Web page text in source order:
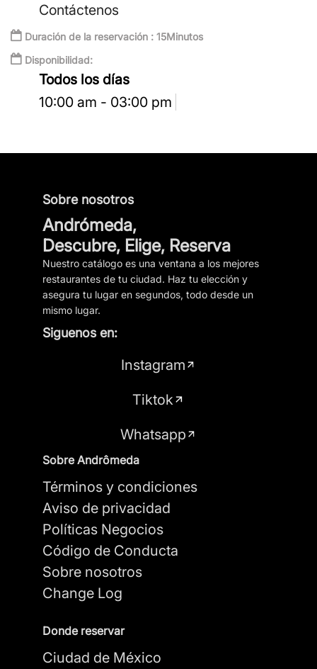
Contáctenos
Duración de la reservación : 15Minutos
Disponibilidad:
Todos los días
10:00 am - 03:00 pm
Sobre nosotros
Andrómeda,
Descubre, Elige, Reserva
Nuestro catálogo es una ventana a los mejores
restaurantes de tu ciudad. Haz tu elección y
asegura tu lugar en segundos, todo desde un
mismo lugar.
Siguenos en:
Instagram
Tiktok
Whatsapp
Sobre Andrômeda
Términos y condiciones
Aviso de privacidad
Políticas Negocios
Código de Conducta
Sobre nosotros
Change Log
Donde reservar
Ciudad de México